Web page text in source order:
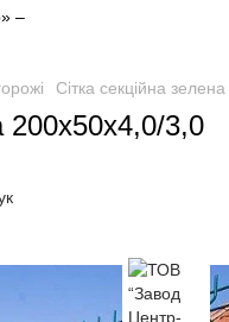
Сітка секційна
200х50х4,0/3,0